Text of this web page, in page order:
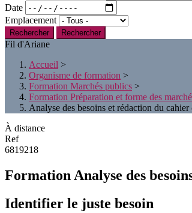
Date
Emplacement
Rechercher
Fil d'Ariane
Accueil >
Organisme de formation >
Formation Marchés publics >
Formation Préparation et forme des
Analyse des besoins et rédaction du cahier
À distance
Ref
6819218
Formation Analyse des
Identifier le juste besoin